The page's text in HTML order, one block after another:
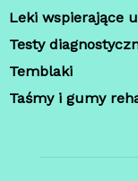
Leki wspierające
Testy
Temblaki
Taśmy i gumy